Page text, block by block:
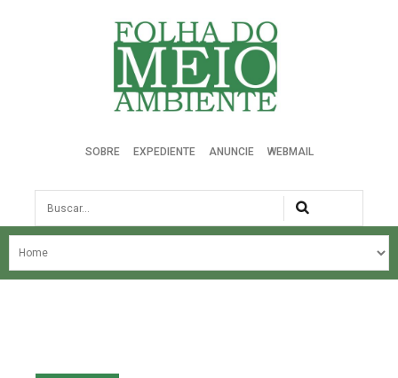
Folha do Meio Ambiente
SOBRE EXPEDIENTE ANUNCIE WEBMAIL
Busca
NOSSA HISTÓRIA
EDIÇÕES ANTERIORES